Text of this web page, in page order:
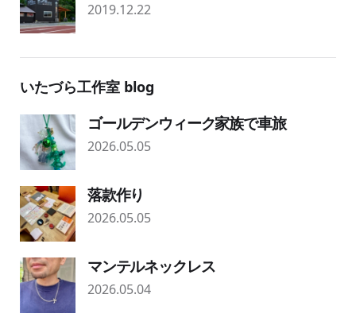
2019.12.22
いたづら工作室 blog
ゴールデンウィーク家族で車旅
2026.05.05
落款作り
2026.05.05
マンテルネックレス
2026.05.04